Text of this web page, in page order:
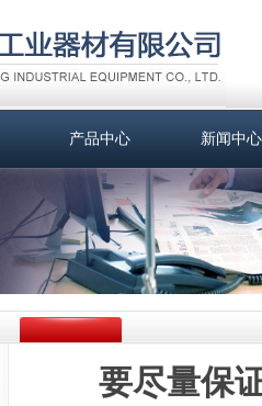
产品中心 新闻中心
要尽量保